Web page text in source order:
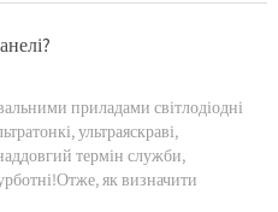
приладами світлодіодні
ультраяскраві,
термін служби,
як визначити